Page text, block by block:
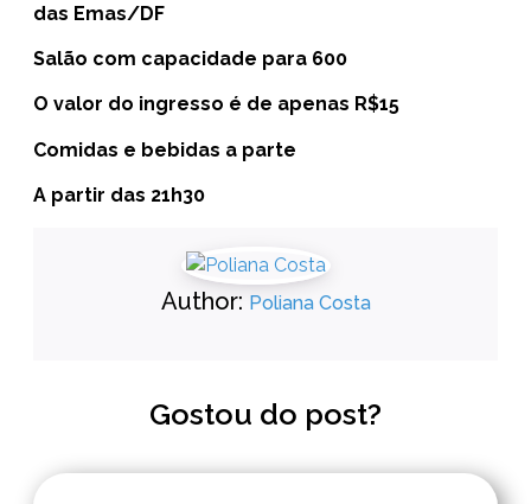
das Emas/DF
Salão com capacidade para 600
O valor do ingresso é de apenas R$15
Comidas e bebidas a parte
A partir das 21h30
Author: Poliana Costa
Gostou do post?